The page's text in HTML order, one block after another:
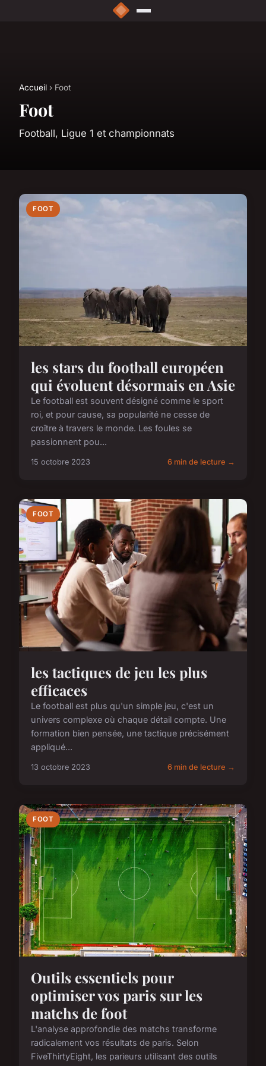
Accueil › Foot
Foot
Football, Ligue 1 et championnats
FOOT
les stars du football européen
qui évoluent désormais en Asie
Le football est souvent désigné comme le sport
roi, et pour cause, sa popularité ne cesse de
croître à travers le monde. Les foules se
passionnent pou...
15 octobre 2023 6 min de lecture →
FOOT
les tactiques de jeu les plus
efficaces
Le football est plus qu'un simple jeu, c'est un
univers complexe où chaque détail compte. Une
formation bien pensée, une tactique précisément
appliqué...
13 octobre 2023 6 min de lecture →
FOOT
Outils essentiels pour
optimiser vos paris sur les
matchs de foot
L'analyse approfondie des matchs transforme
radicalement vos résultats de paris. Selon
FiveThirtyEight, les parieurs utilisant des outils